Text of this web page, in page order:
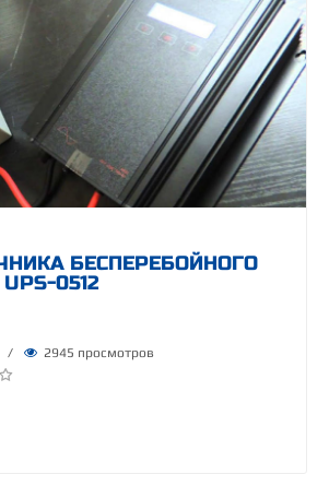
БЕСПЕРЕБОЙНОГО
0512
/ 2945 просмотров